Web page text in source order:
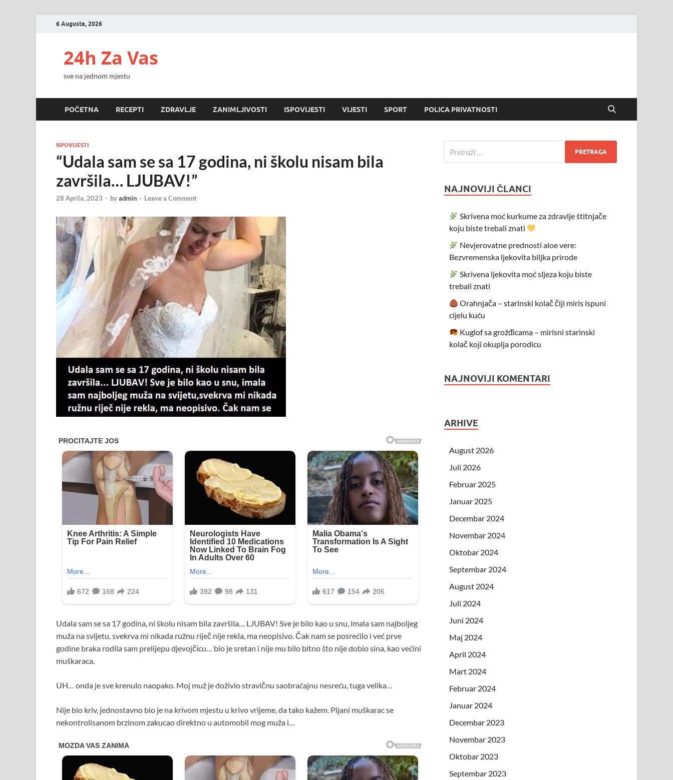
6 Augusta, 2026
24h Za Vas
sve na jednom mjestu
POČETNA RECEPTI ZDRAVLJE ZANIMLJIVOSTI ISPOVIJESTI VIJESTI SPORT POLICA PRIVATNOSTI
ISPOVIJESTI
“Udala sam se sa 17 godina, ni školu nisam bila
završila… LJUBAV!”
28 Aprila, 2023 - byadmin - Leave a Comment
Udala sam se sa 17 godina, ni školu nisam bila završila… LJUBAV! Sve je bilo kao u snu, imala sam najboljeg
muža na svijetu, svekrva mi nikada ružnu riječ nije rekla, ma neopisivo. Čak nam se posrećilo i već prve
godine braka rodila sam prelijepu djevojčicu… bio je sretan i nije mu bilo bitno što nije dobio sina, kao većini
muškaraca.
UH… onda je sve krenulo naopako. Moj muž je doživio stravičnu saobraćajnu nesreću, tuga velika…
Nije bio kriv, jednostavno bio je na krivom mjestu u krivo vrijeme, da tako kažem. Pijani muškarac se
nekontrolisanom brzinom zakucao direktno u automobil mog muža i…
NAJNOVIJI ČLANCI
Skrivena moć kurkume za zdravlje štitnjače
koju biste trebali znati
Nevjerovatne prednosti aloe vere:
Bezvremenska ljekovita biljka prirode
Skrivena ljekovita moć sljeza koju biste
trebali znati
Orahnjača – starinski kolač čiji miris ispuni
cijelu kuću
Kuglof sa grožđicama – mirisni starinski
kolač koji okuplja porodicu
NAJNOVIJI KOMENTARI
ARHIVE
August 2026
Juli 2026
Februar 2025
Januar 2025
Decembar 2024
Novembar 2024
Oktobar 2024
Septembar 2024
August 2024
Juli 2024
Juni 2024
Maj 2024
April 2024
Mart 2024
Februar 2024
Januar 2024
Decembar 2023
Novembar 2023
Oktobar 2023
Septembar 2023